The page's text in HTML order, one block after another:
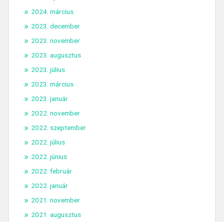
2024. március
2023. december
2023. november
2023. augusztus
2023. július
2023. március
2023. január
2022. november
2022. szeptember
2022. július
2022. június
2022. február
2022. január
2021. november
2021. augusztus